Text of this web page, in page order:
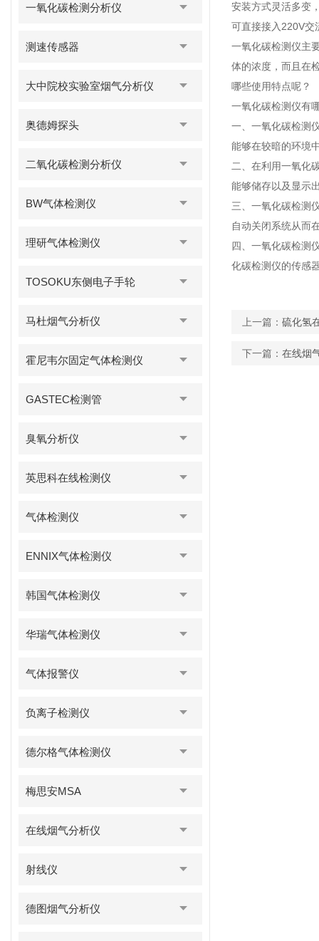
一氧化碳检测分析仪
测速传感器
大中院校实验室烟气分析仪
奥德姆探头
二氧化碳检测分析仪
BW气体检测仪
理研气体检测仪
TOSOKU东侧电子手轮
马杜烟气分析仪
霍尼韦尔固定气体检测仪
GASTEC检测管
臭氧分析仪
英思科在线检测仪
气体检测仪
ENNIX气体检测仪
韩国气体检测仪
华瑞气体检测仪
气体报警仪
负离子检测仪
德尔格气体检测仪
梅思安MSA
在线烟气分析仪
射线仪
德图烟气分析仪
安装方式灵活多变
可直接接入220V交
一氧化碳检测仪主
体的浓度，而且在
哪些使用特点呢？
一氧化碳检测仪有
一、一氧化碳检测
能够在较暗的环境
二、在利用一氧化
能够储存以及显示
三、一氧化碳检测
自动关闭系统从而
四、一氧化碳检测
化碳检测仪的传感
上一篇： 硫化氢
下一篇： 在线烟